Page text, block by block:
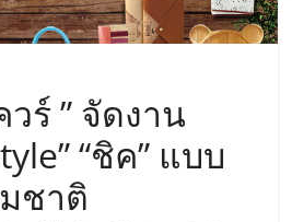
ร์ ” จัดงาน
“ชิค” แบบ
ชาติ